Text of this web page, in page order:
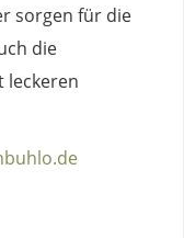
sorgen für die
die
leckeren